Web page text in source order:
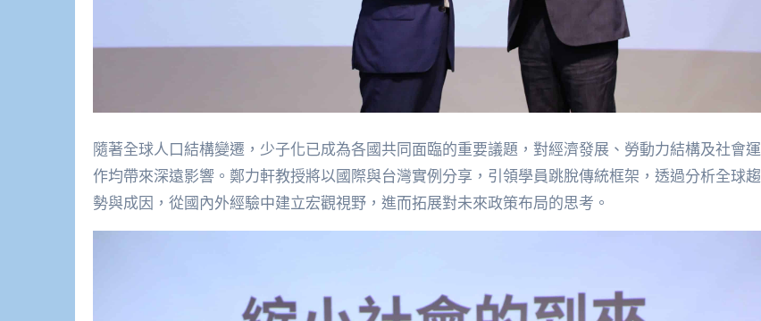
隨著全球人口結構變遷，少子化已成為各國共同面臨的重要議題，對經濟發展、勞動力結構及社會運
作均帶來深遠影響。鄭力軒教授將以國際與台灣實例分享，引領學員跳脫傳統框架，透過分析全球趨
勢與成因，從國內外經驗中建立宏觀視野，進而拓展對未來政策布局的思考。